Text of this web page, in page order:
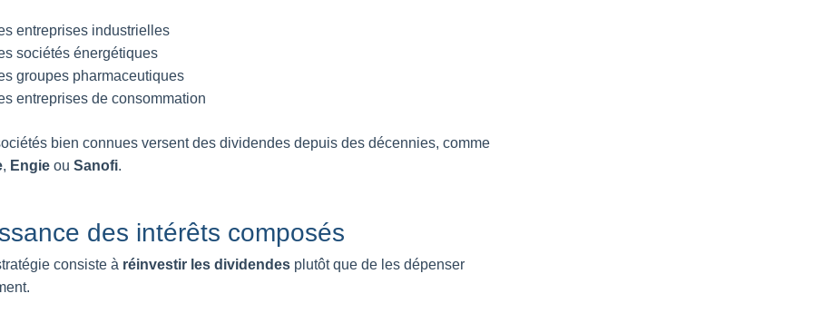
entreprises industrielles
sociétés énergétiques
groupes pharmaceutiques
entreprises de consommation
bien connues versent des dividendes depuis des décennies, comme
, Engie ou Sanofi.
des intérêts composés
consiste à réinvestir les dividendes plutôt que de les dépenser